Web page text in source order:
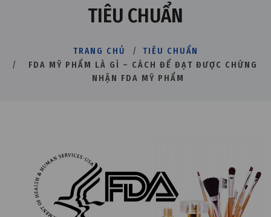
TIÊU CHUẨN
TRANG CHỦ
TIÊU CHUẨN
FDA MỸ PHẨM LÀ GÌ – CÁCH ĐỂ ĐẠT ĐƯỢC CHỨNG
NHẬN FDA MỸ PHẨM